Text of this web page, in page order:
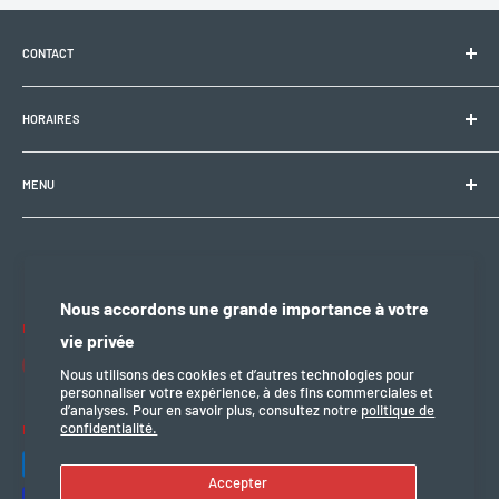
Nous accordons une grande importance à votre
vie privée
Nous utilisons des cookies et d’autres technologies pour
personnaliser votre expérience, à des fins commerciales et
d’analyses. Pour en savoir plus, consultez notre politique de
confidentialité.
Accepter
CONTACT
1008 Prilly (VD), Suisse
+41 21 946 10 30
HORAIRES
MENU
Condition générale et de service
Politique de remboursement
mention légal
Nous suivre
Nous acceptons